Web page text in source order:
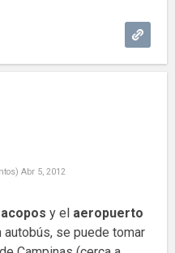
Abr 5, 2012
y el aeropuerto
autobús, se puede tomar